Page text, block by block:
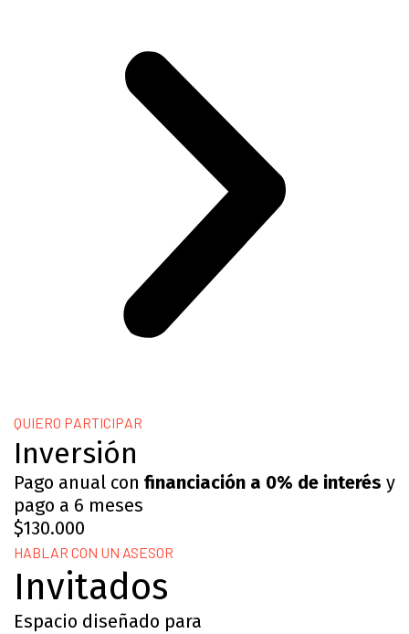
QUIERO PARTICIPAR
Inversión
Pago anual con financiación a 0% de interés y
pago a 6 meses
$130.000
HABLAR CON UN ASESOR
Invitados
Espacio diseñado para